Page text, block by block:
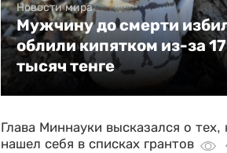
Новости мира
Мужчину до смерти
облили кипятком из-за
тысяч тенге
Глава Миннауки высказался о тех,
нашел себя в списках грантов